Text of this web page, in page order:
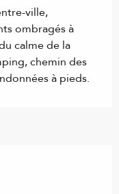
ville,
ombragés à
calme de la
chemin des
à pieds.